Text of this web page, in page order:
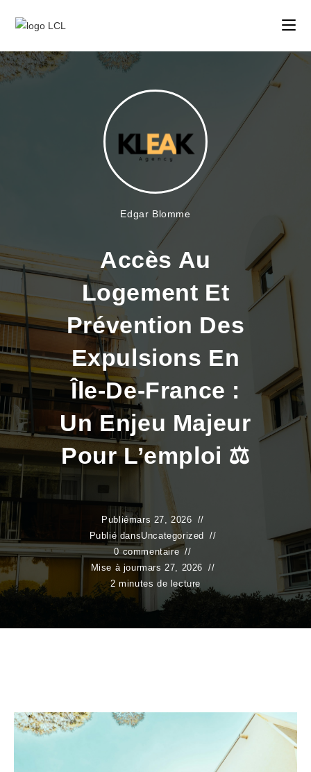
Edgar Blomme
Accès Au
Logement Et
Prévention Des
Expulsions En
Île-De-France :
Un Enjeu Majeur
Pour L’emploi ⚖️
Publiémars 27, 2026
Publié dansUncategorized
0 commentaire
Mise à jourmars 27, 2026
2 minutes de lecture